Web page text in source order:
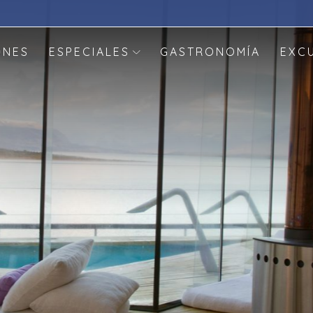
ESPECIALES GASTRONOMÍA